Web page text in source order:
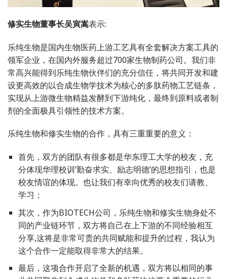
修实生物董事长吴寅嵩表示:
乐纯生物是国内生物医药上游工艺具有全套解决方案工具的
领军企业，在国内外服务超过700家生物制药公司。我们非
常高兴能得到乐纯生物伙伴们的充分信任，将共同开发和建
设更高效的以合成生物学技术为核心的多肽药物工艺链条，
实现从上游微生物精益发酵到下游纯化，最终到原料或者制
剂的全面极具引领性的技术方案。
乐纯生物和修实生物的合作，具有三重重要的意义：
首先，双方的团队有很多都是华东理工大学的校友，充
分体现华理校训‘勤奋求实、励志明德’的思想指引，也是
校友情谊的体现。也让我们有幸向优秀的校友们请教、
学习；
其次，作为BIOTECH公司，乐纯生物和修实生物身处不
同的产业链环节，双方将自己在上下游的不同经验相互
分享,这将是非常可贵的共同赋能和提升的过程，我认为
这个合作一定能取得非常大的结果。
最后，这项合作开启了全新的机遇，双方将以相同的事